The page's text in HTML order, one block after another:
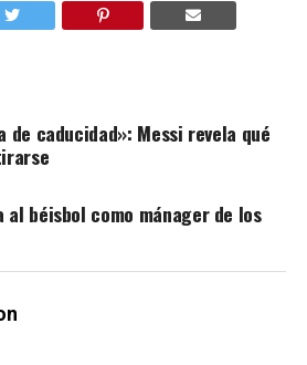
caducidad»: Messi revela qué
al béisbol como mánager de los